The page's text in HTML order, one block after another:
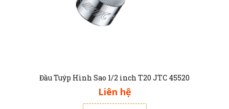
Đầu Tuýp Hình Sao 1/2 inch T20 JTC 45520
Liên hệ